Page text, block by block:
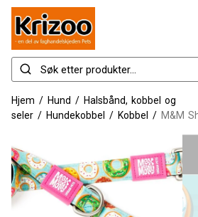
Hjem / Hund / Halsbånd, kobbel og
seler / Hundekobbel / Kobbel / M&M